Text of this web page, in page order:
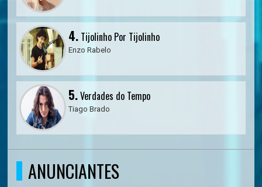
4. Tijolinho Por Tijolinho
Enzo Rabelo
5.Verdades do Tempo
Tiago Brado
ANUNCIANTES